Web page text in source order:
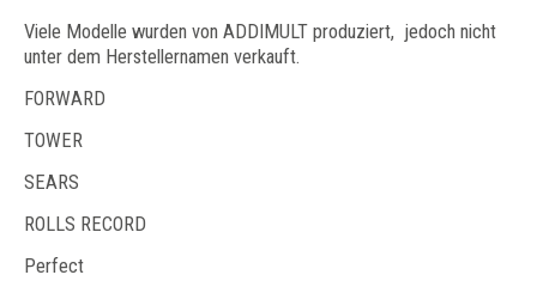
Viele Modelle wurden von ADDIMULT produziert, jedoch nicht
unter dem Herstellernamen verkauft.
FORWARD
TOWER
SEARS
ROLLS RECORD
Perfect